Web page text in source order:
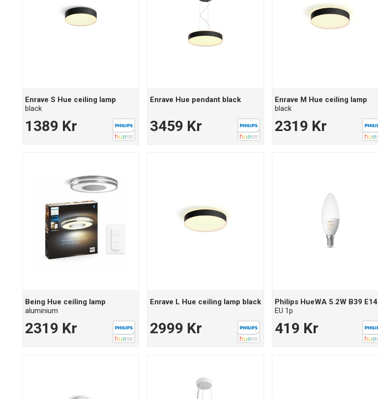
Enrave S Hue ceiling lamp
black
1389 Kr
Enrave Hue pendant black
3459 Kr
Enrave M Hue ceiling lamp
black
2319 Kr
Being Hue ceiling lamp
aluminium
2319 Kr
Enrave L Hue ceiling lamp black
2999 Kr
Philips HueWA 5.2W B39 E14
EU 1p
419 Kr